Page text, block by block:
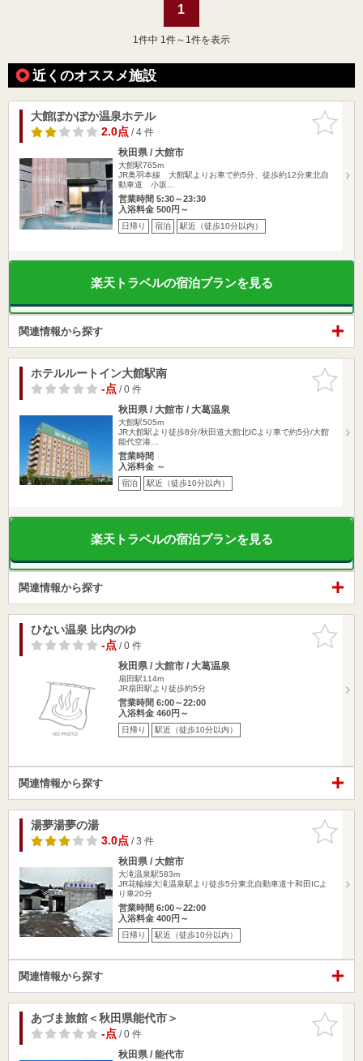
1
1 件中 1件～1件を表示
近くのオススメ施設
お気に入
りに追加
大館ぽかぽか温泉ホテル
2.0点/ 4 件
秋田県 / 大館市
大館駅765m
JR奥羽本線 大館駅よりお車で約5分、徒歩約12分東北自
動車道 小坂…
営業時間 5:30～23:30
入浴料金 500円～
日帰り 宿泊 駅近（徒歩10分以内）
楽天トラベルの宿泊プランを見る
関連情報から探す
お気に入
りに追加
ホテルルートイン大館駅南
-点/ 0 件
秋田県 / 大館市 / 大葛温泉
大館駅505m
JR大館駅より徒歩8分/秋田道大館北ICより車で約5分/大館
能代空港…
営業時間
入浴料金 ～
宿泊 駅近（徒歩10分以内）
楽天トラベルの宿泊プランを見る
関連情報から探す
お気に入
りに追加
ひない温泉 比内のゆ
-点/ 0 件
秋田県 / 大館市 / 大葛温泉
扇田駅114m
JR扇田駅より徒歩約5分
営業時間 6:00～22:00
入浴料金 460円～
日帰り 駅近（徒歩10分以内）
関連情報から探す
お気に入
りに追加
湯夢湯夢の湯
3.0点/ 3 件
秋田県 / 大館市
大滝温泉駅583m
JR花輪線大滝温泉駅より徒歩5分東北自動車道十和田ICよ
り車20分
営業時間 6:00～22:00
入浴料金 400円～
日帰り 駅近（徒歩10分以内）
関連情報から探す
お気に入
りに追加
あづま旅館＜秋田県能代市＞
-点/ 0 件
秋田県 / 能代市